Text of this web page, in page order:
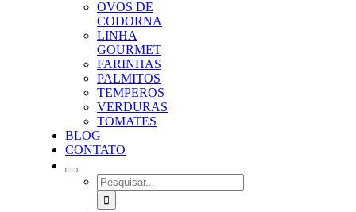
OVOS DE
CODORNA
LINHA
GOURMET
FARINHAS
PALMITOS
TEMPEROS
VERDURAS
TOMATES
BLOG
CONTATO
SEARCH
FOR: